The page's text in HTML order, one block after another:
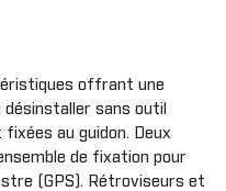
offrant une
sans outil
au guidon. Deux
de fixation pour
(GPS). Rétroviseurs et